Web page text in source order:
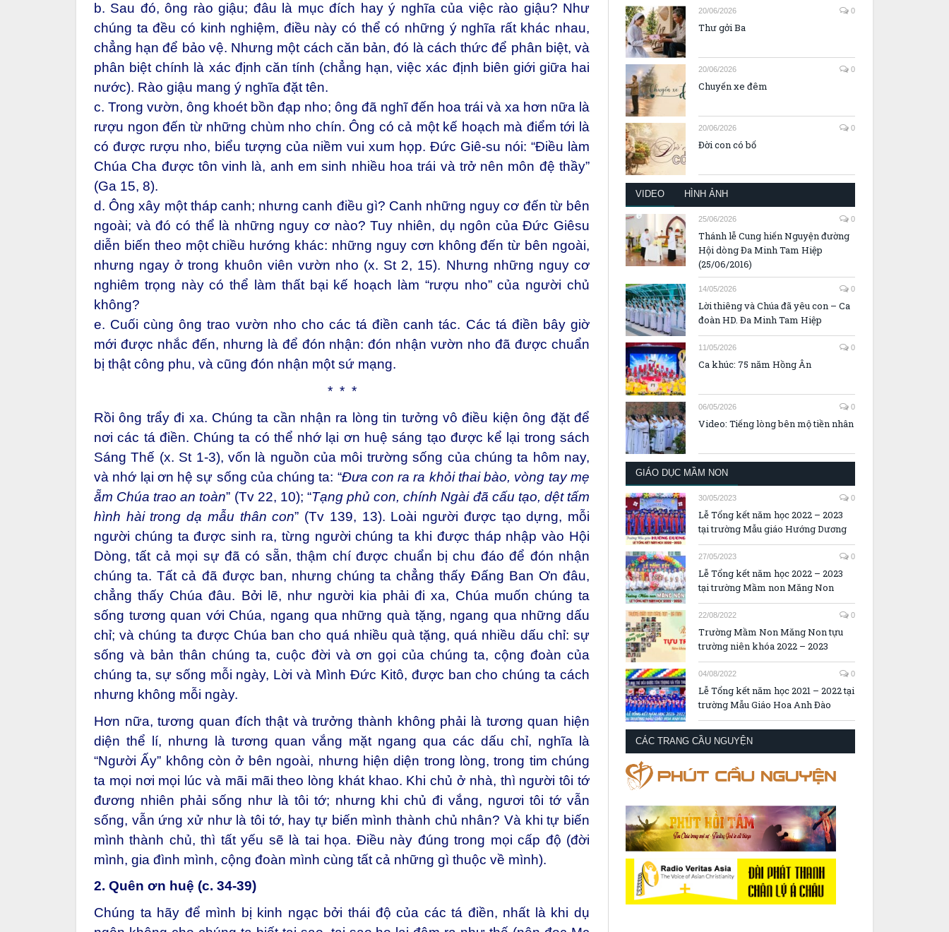
b. Sau đó, ông rào giậu; đâu là mục đích hay ý nghĩa của việc rào giậu? Như
chúng ta đều có kinh nghiệm, điều này có thể có những ý nghĩa rất khác nhau,
chẳng hạn để bảo vệ. Nhưng một cách căn bản, đó là cách thức để phân biệt, và
phân biệt chính là xác định căn tính (chẳng hạn, việc xác định biên giới giữa hai
nước). Rào giậu mang ý nghĩa đặt tên.
c. Trong vườn, ông khoét bồn đạp nho; ông đã nghĩ đến hoa trái và xa hơn nữa là
rượu ngon đến từ những chùm nho chín. Ông có cả một kế hoạch mà điểm tới là
có được rượu nho, biểu tượng của niềm vui xum họp. Đức Giê-su nói: “Điều làm
Chúa Cha được tôn vinh là, anh em sinh nhiều hoa trái và trở nên môn đệ thầy”
(Ga 15, 8).
d. Ông xây một tháp canh; nhưng canh điều gì? Canh những nguy cơ đến từ bên
ngoài; và đó có thể là những nguy cơ nào? Tuy nhiên, dụ ngôn của Đức Giêsu
diễn biến theo một chiều hướng khác: những nguy cơn không đến từ bên ngoài,
nhưng ngay ở trong khuôn viên vườn nho (x. St 2, 15). Nhưng những nguy cơ
nghiêm trọng này có thể làm thất bại kế hoạch làm “rượu nho” của người chủ
không?
e. Cuối cùng ông trao vườn nho cho các tá điền canh tác. Các tá điền bây giờ
mới được nhắc đến, nhưng là để đón nhận: đón nhận vườn nho đã được chuẩn
bị thật công phu, và cũng đón nhận một sứ mạng.
* * *
Rồi ông trẩy đi xa. Chúng ta cần nhận ra lòng tin tưởng vô điều kiện ông đặt để
nơi các tá điền. Chúng ta có thể nhớ lại ơn huệ sáng tạo được kể lại trong sách
Sáng Thế (x. St 1-3), vốn là nguồn của môi trường sống của chúng ta hôm nay,
và nhớ lại ơn hệ sự sống của chúng ta: “Đưa con ra ra khỏi thai bào, vòng tay mẹ
ẵm Chúa trao an toàn” (Tv 22, 10); “Tạng phủ con, chính Ngài đã cấu tạo, dệt tấm
hình hài trong dạ mẫu thân con” (Tv 139, 13). Loài người được tạo dựng, mỗi
người chúng ta được sinh ra, từng người chúng ta khi được tháp nhập vào Hội
Dòng, tất cả mọi sự đã có sẵn, thậm chí được chuẩn bị chu đáo để đón nhận
chúng ta. Tất cả đã được ban, nhưng chúng ta chẳng thấy Đấng Ban Ơn đâu,
chẳng thấy Chúa đâu. Bởi lẽ, như người kia phải đi xa, Chúa muốn chúng ta
sống tương quan với Chúa, ngang qua những quà tặng, ngang qua những dấu
chỉ; và chúng ta được Chúa ban cho quá nhiều quà tặng, quá nhiều dấu chỉ: sự
sống và bản thân chúng ta, cuộc đời và ơn gọi của chúng ta, cộng đoàn của
chúng ta, sự sống mỗi ngày, Lời và Mình Đức Kitô, được ban cho chúng ta cách
nhưng không mỗi ngày.
Hơn nữa, tương quan đích thật và trưởng thành không phải là tương quan hiện
diện thể lí, nhưng là tương quan vắng mặt ngang qua các dấu chỉ, nghĩa là
“Người Ấy” không còn ở bên ngoài, nhưng hiện diện trong lòng, trong tim chúng
ta mọi nơi mọi lúc và mãi mãi theo lòng khát khao. Khi chủ ở nhà, thì người tôi tớ
đương nhiên phải sống như là tôi tớ; nhưng khi chủ đi vắng, ngươi tôi tớ vẫn
sống, vẫn ứng xử như là tôi tớ, hay tự biến mình thành chủ nhân? Và khi tự biến
mình thành chủ, thì tất yếu sẽ là tai họa. Điều này đúng trong mọi cấp độ (đời
mình, gia đình mình, cộng đoàn mình cùng tất cả những gì thuộc về mình).
2. Quên ơn huệ (c. 34-39)
Chúng ta hãy để mình bị kinh ngạc bởi thái độ của các tá điền, nhất là khi dụ
20/06/2026 0
Thư gởi Ba
20/06/2026 0
Chuyến xe đêm
20/06/2026 0
Đời con có bố
VIDEO HÌNH ẢNH
25/06/2026 0
Thánh lễ Cung hiến Nguyện đường
Hội dòng Đa Minh Tam Hiệp
(25/06/2016)
14/05/2026 0
Lời thiêng và Chúa đã yêu con – Ca
đoàn HD. Đa Minh Tam Hiệp
11/05/2026 0
Ca khúc: 75 năm Hồng Ân
06/05/2026 0
Video: Tiếng lòng bên mộ tiền nhân
GIÁO DỤC MẦM NON
30/05/2023 0
Lễ Tổng kết năm học 2022 – 2023
tại trường Mẫu giáo Hướng Dương
27/05/2023 0
Lễ Tổng kết năm học 2022 – 2023
tại trường Mầm non Măng Non
22/08/2022 0
Trường Mầm Non Măng Non tựu
trường niên khóa 2022 – 2023
04/08/2022 0
Lễ Tổng kết năm học 2021 – 2022 tại
trường Mẫu Giáo Hoa Anh Đào
CÁC TRANG CẦU NGUYỆN